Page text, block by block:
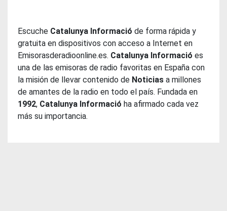
Escuche Catalunya Informació de forma rápida y
gratuita en dispositivos con acceso a Internet en
Emisorasderadioonline.es. Catalunya Informació es
una de las emisoras de radio favoritas en España con
la misión de llevar contenido de Noticias a millones
de amantes de la radio en todo el país. Fundada en
1992, Catalunya Informació ha afirmado cada vez
más su importancia.